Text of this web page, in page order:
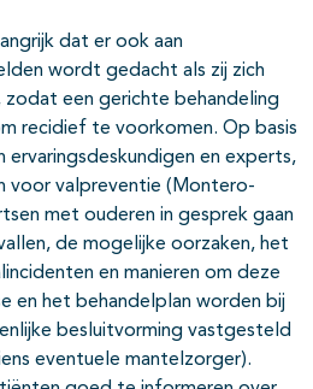
dat er ook aan
wordt gedacht als zij zich
een gerichte behandeling
recidief te voorkomen. Op basis
ervaringsdeskundigen en experts,
voor valpreventie (Montero-
met ouderen in gesprek gaan
de mogelijke oorzaken, het
en manieren om deze
en het behandelplan worden bij
besluitvorming vastgesteld
eventuele mantelzorger).